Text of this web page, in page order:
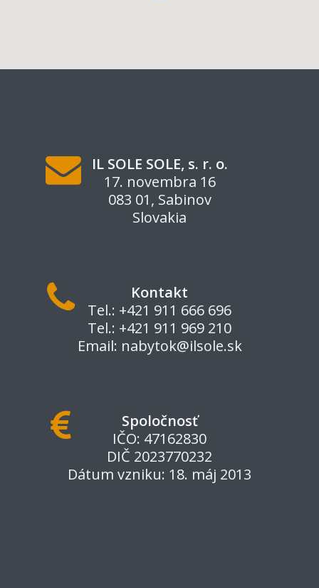
IL SOLE SOLE, s. r. o.
17. novembra 16
083 01, Sabinov
Slovakia
Kontakt
Tel.: +421 911 666 696
Tel.: +421 911 969 210
Email: nabytok@ilsole.sk
Spoločnosť
IČO: 47162830
DIČ 2023770232
Dátum vzniku: 18. máj 2013